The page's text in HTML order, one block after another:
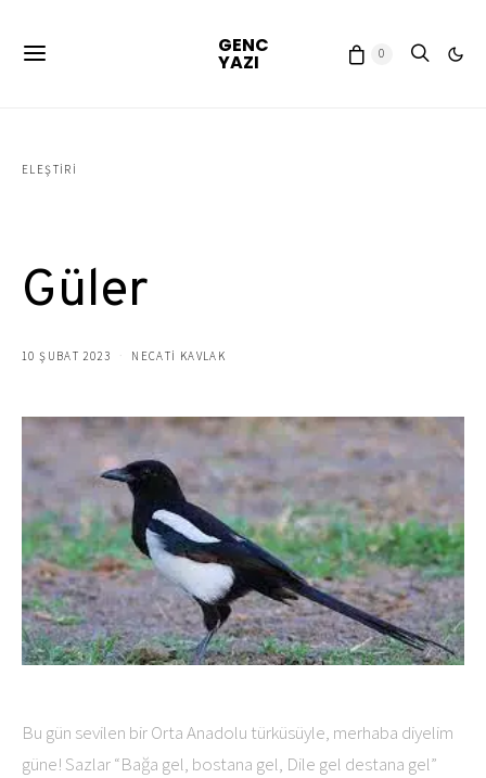
GENC
YAZI 0
ELEŞTIRI
Güler
10 ŞUBAT 2023 NECATİ KAVLAK
Bu gün sevilen bir Orta Anadolu türküsüyle, merhaba diyelim
güne! Sazlar “Bağa gel, bostana gel, Dile gel destana gel”